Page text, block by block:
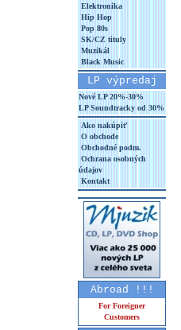
Elektronika
Hip Hop
Pop 80s
SK/CZ tituly
Muzikál
Black Music
LP výpredaj
Nové LP 20%-30%
LP Soundtracky od 30%
Ako nakúpiť
O obchode
Obchodné podm.
Ochrana osobných
údajov
Kontakt
Abroad !!!
For Foreigner
Customers